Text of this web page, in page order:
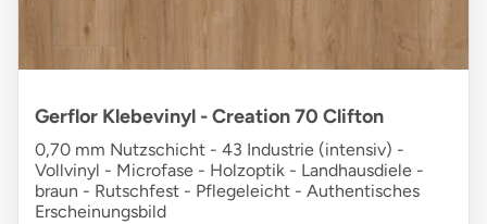
Gerflor Klebevinyl - Creation 70 Clifton
0,70 mm Nutzschicht - 43 Industrie (intensiv) -
Vollvinyl - Microfase - Holzoptik - Landhausdiele -
braun - Rutschfest - Pflegeleicht - Authentisches
Erscheinungsbild